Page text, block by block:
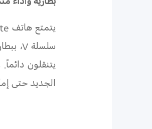
يتمتع هاتف
سلسلةV
يتنقلون
الجديد حتى